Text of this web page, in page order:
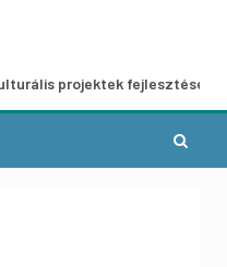
fejlesztésére